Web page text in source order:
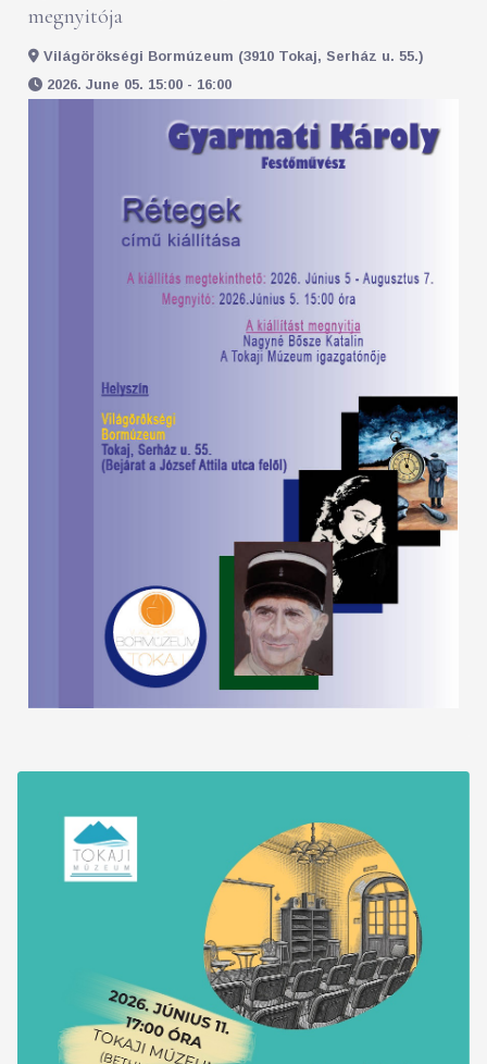
megnyitója
Világörökségi Bormúzeum (3910 Tokaj, Serház u. 55.)
2026. June 05. 15:00 - 16:00